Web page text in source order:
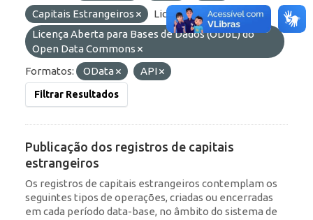
Capitais Estrangeiros
Licenças:
Licença Aberta para Bases de Dados (ODbL) do
Open Data Commons
Formatos:
OData API
Filtrar Resultados
Publicação dos registros de capitais
estrangeiros
Os registros de capitais estrangeiros contemplam os
seguintes tipos de operações, criadas ou encerradas
em cada período data-base, no âmbito do sistema de